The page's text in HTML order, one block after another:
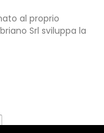
al proprio
Srl sviluppa la